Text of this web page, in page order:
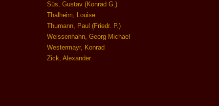
Süs, Gustav (Konrad G.)
Thalheim, Louise
Thumann, Paul (Friedr. P.)
Weissenhahn, Georg Michael
Westermayr, Konrad
Zick, Alexander